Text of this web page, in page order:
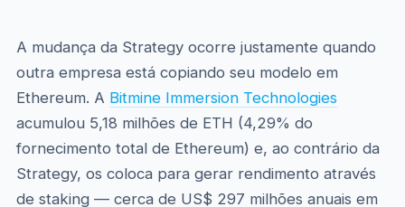
A mudança da Strategy ocorre justamente quando
outra empresa está copiando seu modelo em
Ethereum. A Bitmine Immersion Technologies
acumulou 5,18 milhões de ETH (4,29% do
fornecimento total de Ethereum) e, ao contrário da
Strategy, os coloca para gerar rendimento através
de staking — cerca de US$ 297 milhões anuais em